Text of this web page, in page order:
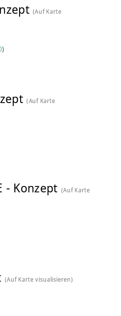
(Auf Karte
)
(Auf Karte
- Konzept (Auf Karte
(Auf Karte visualisieren)